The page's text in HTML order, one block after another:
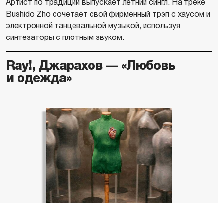
Артист по традиции выпускает летний сингл. На треке
Bushido Zho сочетает свой фирменный трэп с хаусом и
электронной танцевальной музыкой, используя
синтезаторы с плотным звуком.
Ray!, Джарахов — «Любовь
и одежда»